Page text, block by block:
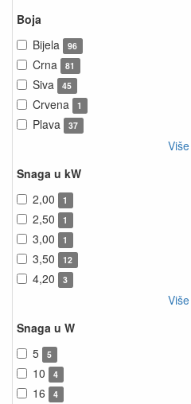
Boja
Bijela
96
Crna 81
Siva 45
Crvena 1
Plava 37
Više
Snaga u kW
2,00
1
2,50 1
3,00 1
3,50 12
4,20 3
Više
Snaga u W
5
5
10 4
16 4